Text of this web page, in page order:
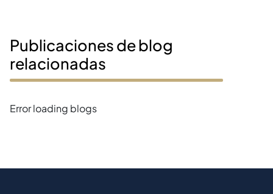
Publicaciones de blog
relacionadas
Error loading blogs